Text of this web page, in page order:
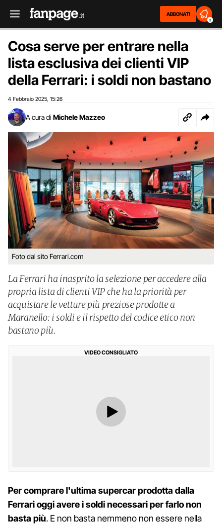
ABBONATI
2
Cosa serve per entrare nella
lista esclusiva dei clienti VIP
della Ferrari: i soldi non bastano
4 Febbraio 2025 15:26
A cura di Michele Mazzeo
Foto dal sito Ferrari.com
La Ferrari ha inasprito la selezione per accedere alla
propria lista di clienti VIP che ha la priorità per
acquistare le vetture più preziose prodotte a
Maranello: i soldi e il rispetto del codice etico non
bastano più.
VIDEO CONSIGLIATO
Per comprare l'ultima supercar prodotta dalla
Ferrari oggi avere i soldi necessari per farlo non
basta più. E non basta nemmeno non essere nella